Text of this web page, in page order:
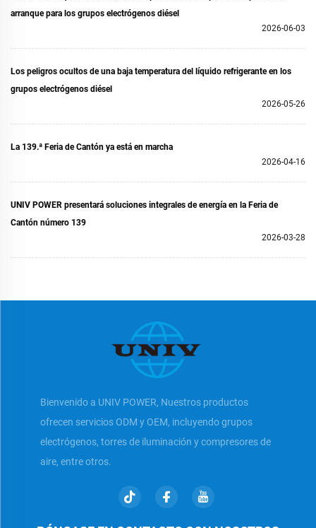
arranque para los grupos electrógenos diésel
2026-06-03
Los peligros ocultos de una baja temperatura del líquido refrigerante en los
grupos electrógenos diésel
2026-05-26
La 139.ª Feria de Cantón ya está en marcha
2026-04-16
UNIV POWER presentará soluciones integrales de energía en la Feria de
Cantón número 139
2026-03-28
Bienvenido a UNIV POWER, Nuestros productos
ofrecen servicios ODM y OEM, incluyendo grupos
electrógenos, torres de iluminación y compresores de
aire, entre otros.